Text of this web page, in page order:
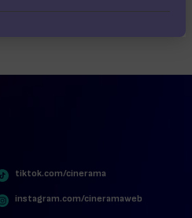
tiktok.com/cinerama
instagram.com/cineramaweb